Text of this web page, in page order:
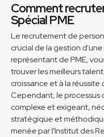
Comment
Spécial PME
Le recrutement de
crucial de la gestion
représentant de PME,
trouver les meilleurs
croissance et à la
Cependant, le
complexe et exigeant,
stratégique et
menée par l'Institut des